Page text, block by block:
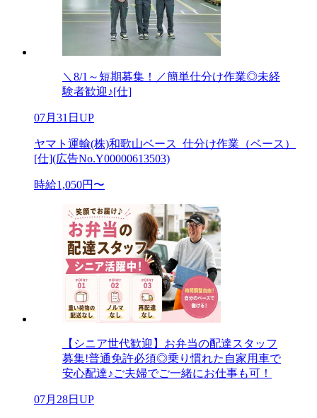
＼8/1～短期募集！／簡単仕分け作業◎未経
験者歓迎♪[仕]
07月31日UP
ヤマト運輸(株)和歌山ベース_仕分け作業（ベース）
[仕](広告No.Y00000613503)
時給1,050円〜
【シニア世代歓迎】お弁当の配達スタッフ
募集!普通免許必須◎乗り慣れた自家用車で
安心配達♪ご夫婦でご一緒にお仕事も可！
07月28日UP